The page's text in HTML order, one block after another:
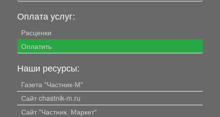
Оплата услуг:
Расценки
Оплатить
Наши ресурсы:
Газета "Частник-М"
Сайт chastnik-m.ru
Сайт "Частник. Маркет"